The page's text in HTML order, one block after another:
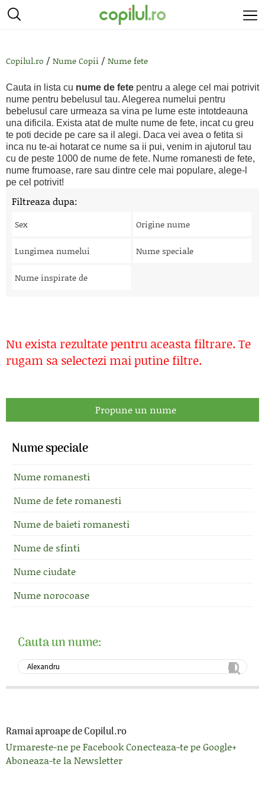
Copilul.ro / Nume Copii / Nume fete
Cauta in lista cu nume de fete pentru a alege cel mai potrivit
nume pentru bebelusul tau. Alegerea numelui pentru
bebelusul care urmeaza sa vina pe lume este intotdeauna
una dificila. Exista atat de multe nume de fete, incat cu greu
te poti decide pe care sa il alegi. Daca vei avea o fetita si
inca nu te-ai hotarat ce nume sa ii pui, venim in ajutorul tau
cu de peste 1000 de nume de fete. Nume romanesti de fete,
nume frumoase, rare sau dintre cele mai populare, alege-l
pe cel potrivit!
Filtreaza dupa:
Sex Origine nume
Lungimea numelui Nume speciale
Nume inspirate de
Nu exista rezultate pentru aceasta filtrare. Te
rugam sa selectezi mai putine filtre.
Propune un nume
Nume speciale
Nume romanesti
Nume de fete romanesti
Nume de baieti romanesti
Nume de sfinti
Nume ciudate
Nume norocoase
Cauta un nume:
Ramai aproape de Copilul.ro
Urmareste-ne pe FacebookConecteaza-te pe Google+
Aboneaza-te la Newsletter